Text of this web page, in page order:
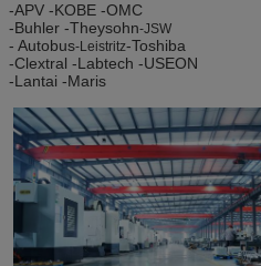
-APV -KOBE -OMC
-Buhler -Theysohn-JSW
- Autobus-Leistritz-Toshiba
-Clextral -Labtech -USEON
-Lantai -Maris